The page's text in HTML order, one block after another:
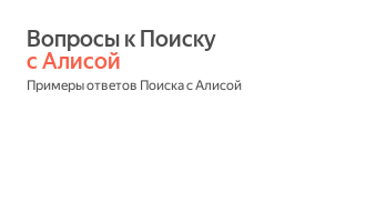
с Алисой
Примеры ответов Поиска с Алисой